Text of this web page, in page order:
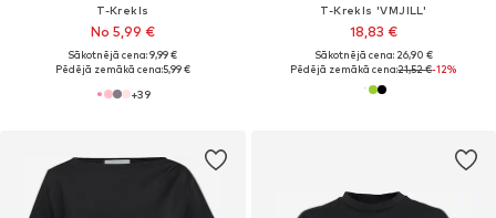
T-Krekls
No 5,99 €
Sākotnējā cena: 9,99 €
Pēdējā zemākā cena:5,99 €
+39
T-Krekls 'VMJILL'
18,83 €
Sākotnējā cena: 26,90 €
Pēdējā zemākā cena:21,52 €-12%